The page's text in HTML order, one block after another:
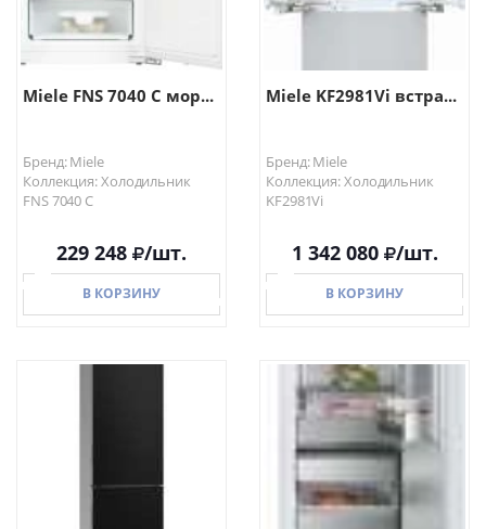
Miele FNS 7040 C мор...
Бренд: Miele
Коллекция: Холодильник
FNS 7040 C
229 248 /шт.
В КОРЗИНУ
Miele KF2981Vi встра...
Бренд: Miele
Коллекция: Холодильник
KF2981Vi
1 342 080 /шт.
В КОРЗИНУ
В КОРЗИНУ